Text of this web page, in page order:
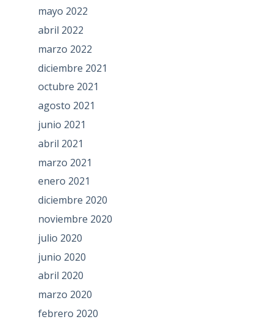
mayo 2022
abril 2022
marzo 2022
diciembre 2021
octubre 2021
agosto 2021
junio 2021
abril 2021
marzo 2021
enero 2021
diciembre 2020
noviembre 2020
julio 2020
junio 2020
abril 2020
marzo 2020
febrero 2020